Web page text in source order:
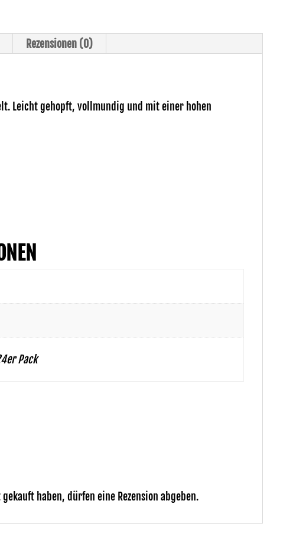
Rezensionen (0)
Leicht gehopft, vollmundig und mit einer hohen
Pack
haben, dürfen eine Rezension abgeben.